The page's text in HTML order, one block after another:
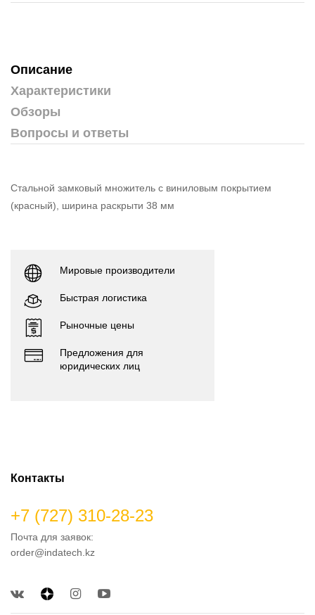
Описание
Характеристики
Обзоры
Вопросы и ответы
Стальной замковый множитель с виниловым покрытием
(красный), ширина раскрыти 38 мм
Мировые производители
Быстрая логистика
Рыночные цены
Предложения для
юридических лиц
Контакты
+7 (727) 310-28-23
Почта для заявок:
order@indatech.kz